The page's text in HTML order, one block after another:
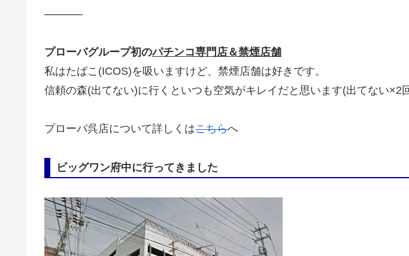
———–
プローバグループ初のパチンコ専門店＆禁煙店舗
私はたばこ(ICOS)を吸いますけど、禁煙店舗は好きです。
信頼の森(出てない)に行くといつも空気がキレイだと思います(出てない×2
プローバ呉店について詳しくはこちらへ
ビッグワン府中に行ってきました